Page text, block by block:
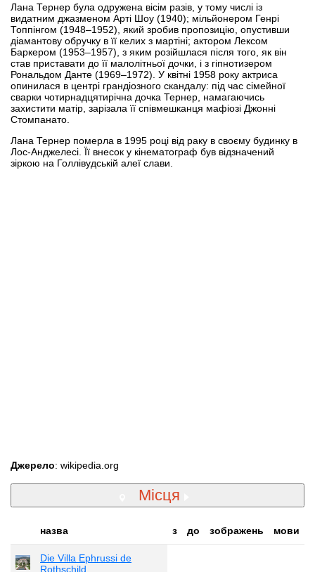
Лана Тернер була одружена вісім разів, у тому числі із
видатним джазменом Арті Шоу (1940); мільйонером Генрі
Топпінгом (1948–1952), який зробив пропозицію, опустивши
діамантову обручку в її келих з мартіні; актором Лексом
Баркером (1953–1957), з яким розійшлася після того, як він
став приставати до її малолітньої дочки, і з гіпнотизером
Рональдом Данте (1969–1972). У квітні 1958 року актриса
опинилася в центрі грандіозного скандалу: під час сімейної
сварки чотирнадцятирічна дочка Тернер, намагаючись
захистити матір, зарізала її співмешканця мафіозі Джонні
Стомпанато.
Лана Тернер померла в 1995 році від раку в своєму будинку в
Лос-Анджелесі. Її внесок у кінематограф був відзначений
зіркою на Голлівудській алеї слави.
Джерело: wikipedia.org
Місця
назва з до зображень мови
Die Villa Ephrussi de
Rothschild